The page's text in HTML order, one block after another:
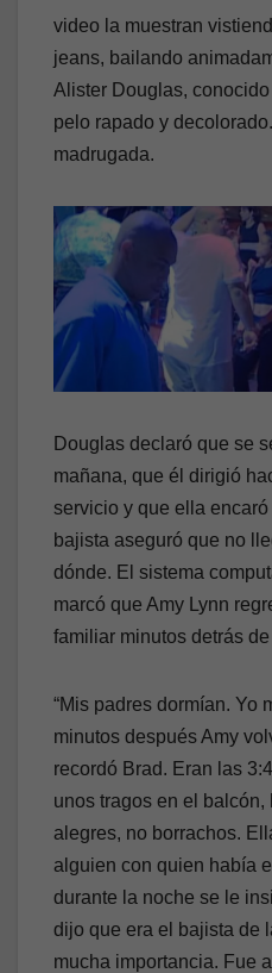
video la muestran
jeans, bailando
Alister Douglas, conocido
pelo rapado y
madrugada.
Douglas declaró que se
mañana, que él dirigió
servicio y que ella encaró
bajista aseguró que no
dónde. El sistema
marcó que Amy Lynn
familiar minutos detrás
“Mis padres dormían. Yo
minutos después Amy
recordó Brad. Eran las
unos tragos en el balcón,
alegres, no borrachos.
alguien con quien había
durante la noche se le
dijo que era el bajista de
mucha importancia. Fue